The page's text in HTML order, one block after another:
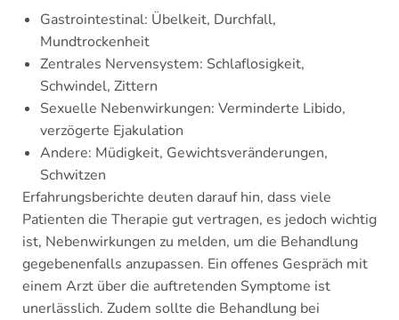
Gastrointestinal: Übelkeit, Durchfall,
Mundtrockenheit
Zentrales Nervensystem: Schlaflosigkeit,
Schwindel, Zittern
Sexuelle Nebenwirkungen: Verminderte Libido,
verzögerte Ejakulation
Andere: Müdigkeit, Gewichtsveränderungen,
Schwitzen
Erfahrungsberichte deuten darauf hin, dass viele
Patienten die Therapie gut vertragen, es jedoch wichtig
ist, Nebenwirkungen zu melden, um die Behandlung
gegebenenfalls anzupassen. Ein offenes Gespräch mit
einem Arzt über die auftretenden Symptome ist
unerlässlich. Zudem sollte die Behandlung bei